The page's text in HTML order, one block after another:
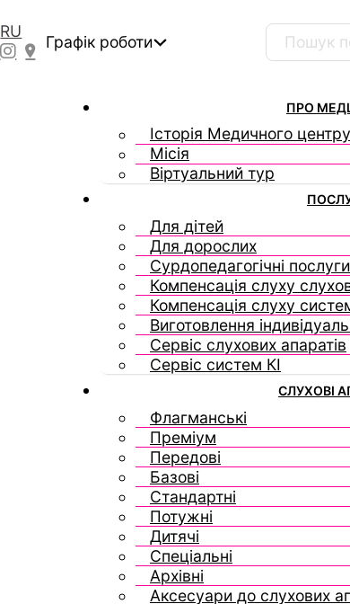
RU
Графік роботи
Пошук …
ПРО
Історія Медичного центру
Місія
Віртуальний тур
Для дітей
Для дорослих
Сурдопедагогічні послуги
Компенсація слуху
Компенсація слуху
Виготовлення
Сервіс слухових апаратів
Сервіс систем КІ
СЛУХОВІ
Флагманські
Преміум
Передові
Базові
Стандартні
Потужні
Дитячі
Спеціальні
Архівні
Аксесуари до слухових